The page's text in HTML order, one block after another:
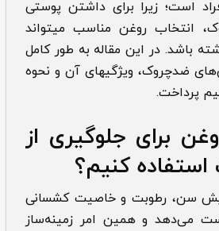
است؛ زیرا برای داشتن پوستی
انتخاب روغن‌ مناسب می­تواند
­باشد. در این مقاله به طور کامل
ضدچروک، ویژگی­های آن و نحوه
پرداخت.
برای جلوگیری از
کنیم؟
سن، رطوبت و خاصیت کشسانی
می‌دهد و همین امر زمینه‌ساز